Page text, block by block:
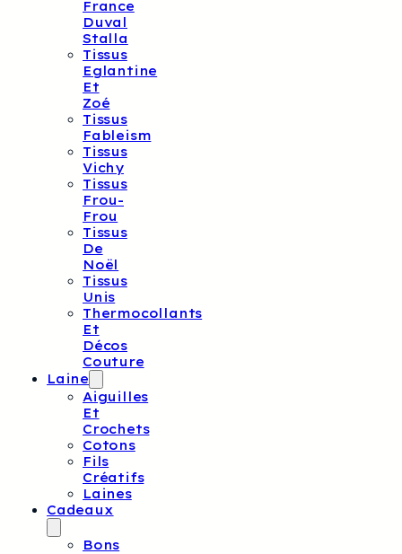
France
Duval
Stalla
Tissus
Eglantine
Et
Zoé
Tissus
Fableism
Tissus
Vichy
Tissus
Frou-
Frou
Tissus
De
Noël
Tissus
Unis
Thermocollants
Et
Décos
Couture
Laine
Aiguilles
Et
Crochets
Cotons
Fils
Créatifs
Laines
Cadeaux
Bons